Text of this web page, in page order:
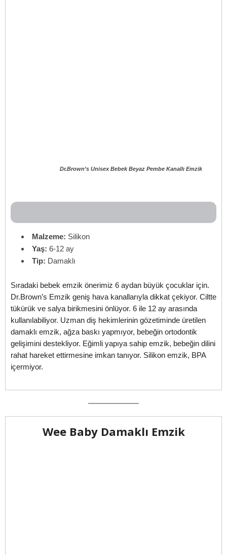
Dr.Brown’s Unisex Bebek Beyaz Pembe Kanallı Emzik
Malzeme: Silikon
Yaş: 6-12 ay
Tip: Damaklı
Sıradaki bebek emzik önerimiz 6 aydan büyük çocuklar için.
Dr.Brown’s Emzik geniş hava kanallarıyla dikkat çekiyor. Ciltte
tükürük ve salya birikmesini önlüyor. 6 ile 12 ay arasında
kullanılabiliyor. Uzman diş hekimlerinin gözetiminde üretilen
damaklı emzik, ağza baskı yapmıyor, bebeğin ortodontik
gelişimini destekliyor. Eğimli yapıya sahip emzik, bebeğin dilini
rahat hareket ettirmesine imkan tanıyor. Silikon emzik, BPA
içermiyor.
Wee Baby Damaklı Emzik